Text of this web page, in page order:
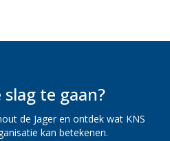
te gaan?
de Jager en ontdek wat KNS
kan betekenen.